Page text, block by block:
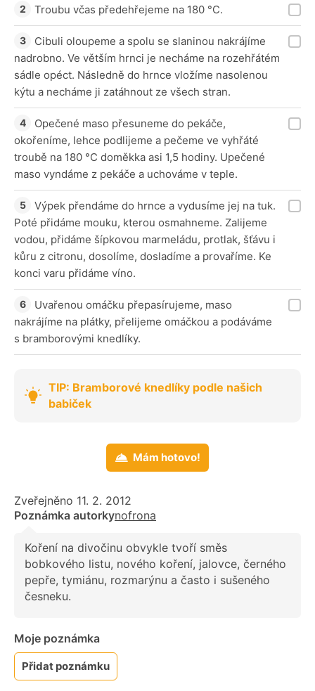
Troubu včas předehřejeme na 180 °C.
Cibuli oloupeme a spolu se slaninou nakrájíme
nadrobno. Ve větším hrnci je necháme na rozehřátém
sádle opéct. Následně do hrnce vložíme nasolenou
kýtu a necháme ji zatáhnout ze všech stran.
Opečené maso přesuneme do pekáče,
okořeníme, lehce podlijeme a pečeme ve vyhřáté
troubě na 180 °C doměkka asi 1,5 hodiny. Upečené
maso vyndáme z pekáče a uchováme v teple.
Výpek přendáme do hrnce a vydusíme jej na tuk.
Poté přidáme mouku, kterou osmahneme. Zalijeme
vodou, přidáme šípkovou marmeládu, protlak, šťávu i
kůru z citronu, dosolíme, dosladíme a provaříme. Ke
konci varu přidáme víno.
Uvařenou omáčku přepasírujeme, maso
nakrájíme na plátky, přelijeme omáčkou a podáváme
s bramborovými knedlíky.
TIP: Bramborové knedlíky podle našich
babiček
Mám hotovo!
Zveřejněno 11. 2. 2012
Poznámka autorkynofrona
Koření na divočinu obvykle tvoří směs
bobkového listu, nového koření, jalovce, černého
pepře, tymiánu, rozmarýnu a často i sušeného
česneku.
Moje poznámka
Přidat poznámku